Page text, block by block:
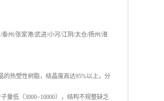
/泰州/张家港/武进/小河 /江阴/太仓/扬州/淮
的热塑性树脂，结晶度高达95%以上，分
量低（3000~10000），结构不规整缺乏